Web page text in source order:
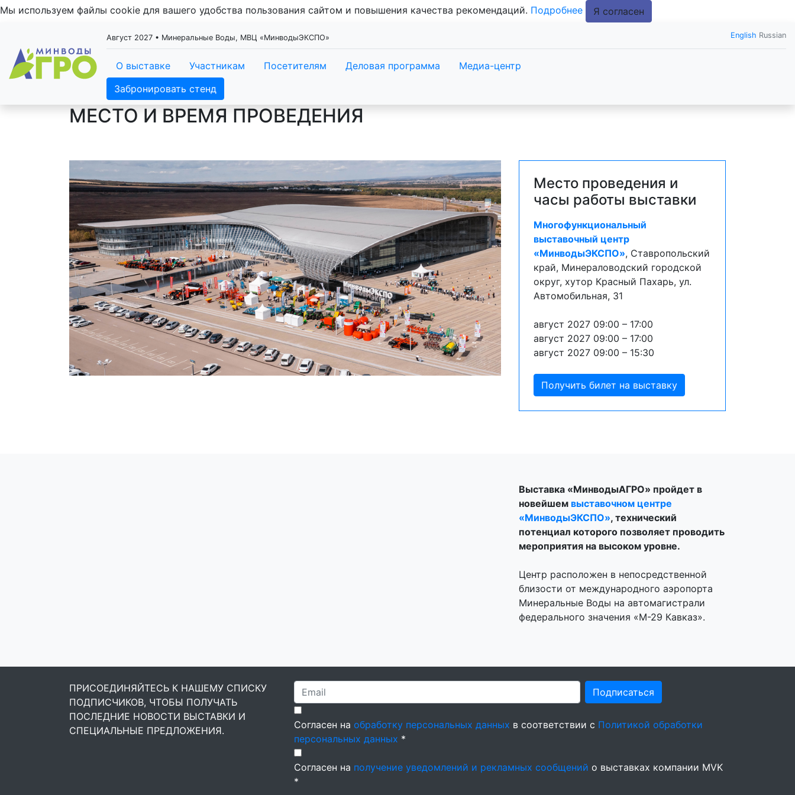
Мы используем файлы cookie для вашего удобства пользования сайтом и повышения качества рекомендаций. Подробнее Я согласен
Август 2027 • Минеральные Воды, МВЦ «МинводыЭКСПО» English Russian
О выставке Участникам Посетителям Деловая программа
Медиа-центр
Забронировать стенд
МЕСТО И ВРЕМЯ ПРОВЕДЕНИЯ
Место проведения и
часы работы выставки
Многофункциональный
выставочный центр
«МинводыЭКСПО», Ставропольский
край, Минераловодский городской
округ, хутор Красный Пахарь, ул.
Автомобильная, 31
август 2027 09:00 – 17:00
август 2027 09:00 – 17:00
август 2027 09:00 – 15:30
Получить билет на выставку
Выставка «МинводыАГРО» пройдет в
новейшем выставочном центре
«МинводыЭКСПО», технический
потенциал которого позволяет проводить
мероприятия на высоком уровне.
Центр расположен в непосредственной
близости от международного аэропорта
Минеральные Воды на автомагистрали
федерального значения «М-29 Кавказ».
ПРИСОЕДИНЯЙТЕСЬ К НАШЕМУ СПИСКУ
ПОДПИСЧИКОВ, ЧТОБЫ ПОЛУЧАТЬ
ПОСЛЕДНИЕ НОВОСТИ ВЫСТАВКИ И
СПЕЦИАЛЬНЫЕ ПРЕДЛОЖЕНИЯ.
Подписаться
Согласен на обработку персональных данных в соответствии с Политикой обработки
персональных данных *
Согласен на получение уведомлений и рекламных сообщений о выставках компании MVK
*